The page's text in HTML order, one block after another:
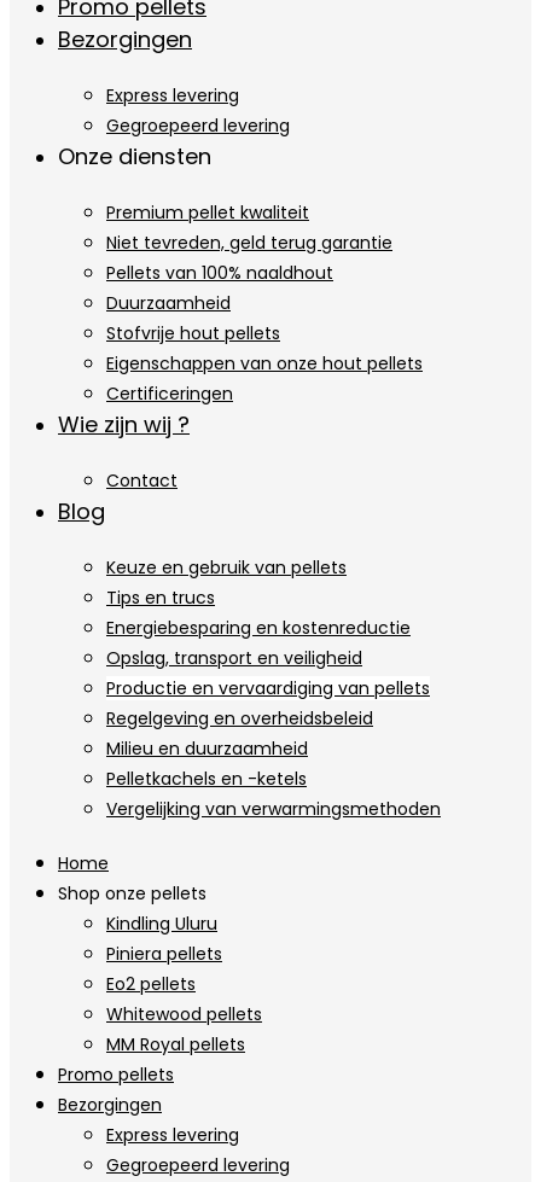
Promo pellets
Bezorgingen
Express levering
Gegroepeerd levering
Onze diensten
Premium pellet kwaliteit
Niet tevreden, geld terug garantie
Pellets van 100% naaldhout
Duurzaamheid
Stofvrije hout pellets
Eigenschappen van onze hout pellets
Certificeringen
Wie zijn wij ?
Contact
Blog
Keuze en gebruik van pellets
Tips en trucs
Energiebesparing en kostenreductie
Opslag, transport en veiligheid
Productie en vervaardiging van pellets
Regelgeving en overheidsbeleid
Milieu en duurzaamheid
Pelletkachels en -ketels
Vergelijking van verwarmingsmethoden
Home
Shop onze pellets
Kindling Uluru
Piniera pellets
Eo2 pellets
Whitewood pellets
MM Royal pellets
Promo pellets
Bezorgingen
Express levering
Gegroepeerd levering